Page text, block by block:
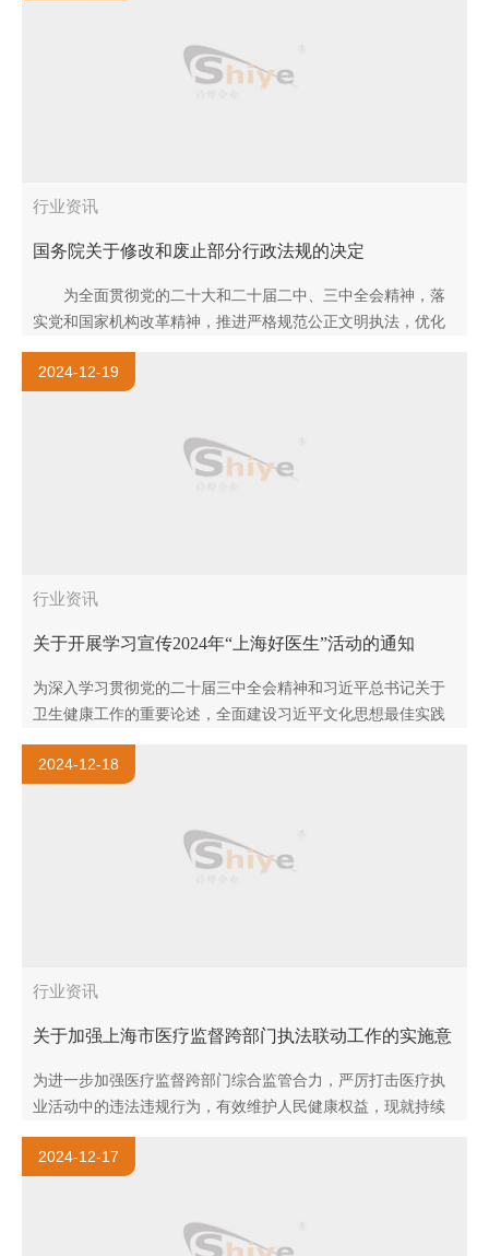
行业资讯
国务院关于修改和废止部分行政法规的决定
为全面贯彻党的二十大和二十届二中、三中全会精神，落
实党和国家机构改革精神，推进严格规范公正文明执法，优化
法治化营商环境，保障高水平对外开放，国务院对涉及的行政..
2024-12-19
行业资讯
关于开展学习宣传2024年“上海好医生”活动的通知
为深入学习贯彻党的二十届三中全会精神和习近平总书记关于
卫生健康工作的重要论述，全面建设习近平文化思想最佳实践
地，根据中央文明办、国家卫生健康委有关要求，市卫生健康
委、市卫..
2024-12-18
行业资讯
关于加强上海市医疗监督跨部门执法联动工作的实施意
为进一步加强医疗监督跨部门综合监管合力，严厉打击医疗执
业活动中的违法违规行为，有效维护人民健康权益，现就持续
加强上海市医疗监督跨部门执法联动工作提出实施意见如下。
一、..
2024-12-17